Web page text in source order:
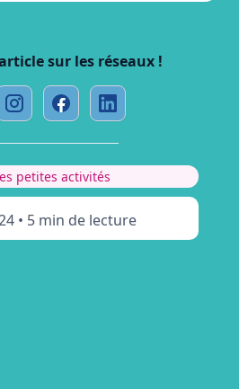
sur les réseaux !
petites activités
• 5 min de lecture